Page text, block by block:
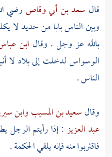
قال سعد بن أبي وقاصرضي
وبين الناس بابا من حديد لا
بالله عز وجل . وقال ابن
الوسواس لدخلت إلى بلاد لا
الناس .
وقالسعيد بن المسيبوابن
عبد العزيز : إذا رأيتم
فاقتربوا منه فإنه يلقي الحكمة .